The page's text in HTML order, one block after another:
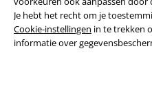
Je hebt het recht om je
Cookie-instellingen in te trekken
informatie over
Verklaring van conformiteit